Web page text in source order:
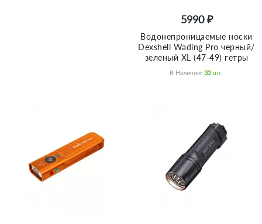
5990 ₽
Водонепроницаемые носки
Dexshell Wading Pro черный/
зеленый XL (47-49) гетры
В Наличии: 32 Шт.